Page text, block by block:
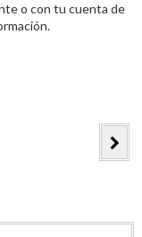
o con tu cuenta de